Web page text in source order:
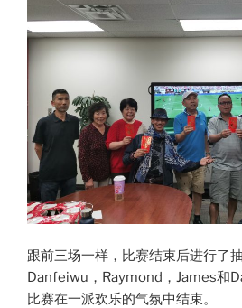
跟前三场一样，比赛结束后进行了
Danfeiwu，Raymond，James和
比赛在一派欢乐的气氛中结束。